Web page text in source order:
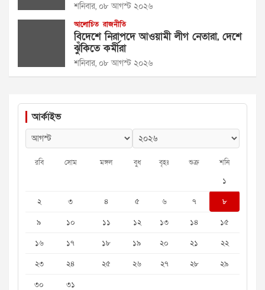
শনিবার, ০৮ আগস্ট ২০২৬
আলোচিত রাজনীতি
বিদেশে নিরাপদে আওয়ামী লীগ নেতারা, দেশে
ঝুঁকিতে কর্মীরা
শনিবার, ০৮ আগস্ট ২০২৬
আর্কাইভ
রবি সোম মঙ্গল বুধ বৃহঃ শুক্র শনি
১
২
৩ ৪ ৫ ৬ ৭
৮
৯
১০ ১১ ১২ ১৩ ১৪
১৫
১৬
১৭ ১৮ ১৯ ২০ ২১
২২
২৩
২৪ ২৫ ২৬ ২৭ ২৮
২৯
৩০
৩১